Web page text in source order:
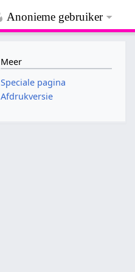
Anonieme gebruiker
Meer
Speciale pagina
Afdrukversie